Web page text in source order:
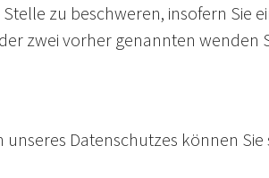
zu beschweren, insofern Sie
zwei vorher genannten wenden
Datenschutzes können